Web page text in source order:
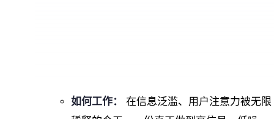
如何工作：
在信息泛滥、用户注意力被无限